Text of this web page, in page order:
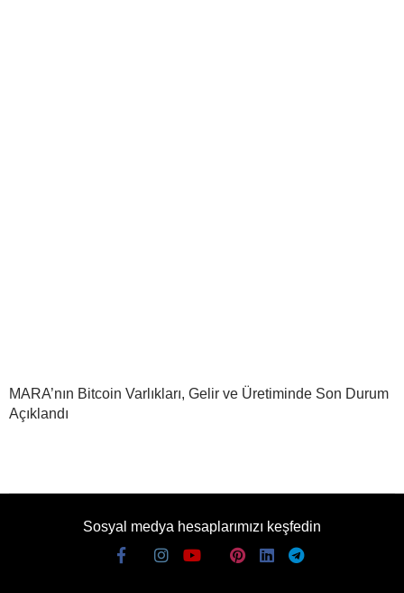
MARA’nın Bitcoin Varlıkları, Gelir ve Üretiminde Son Durum
Açıklandı
Sosyal medya hesaplarımızı keşfedin